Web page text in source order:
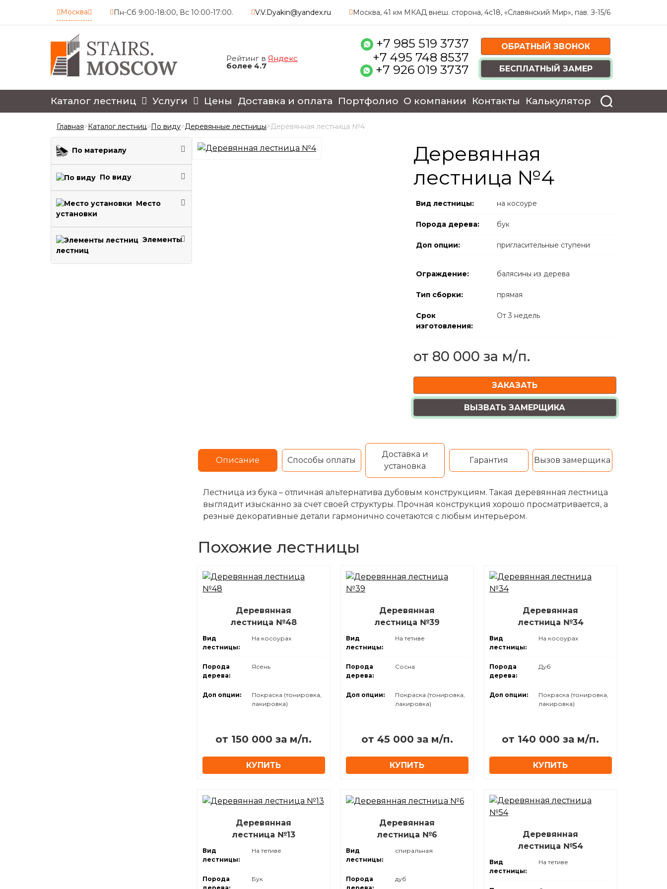
Москва Пн-Сб 9:00-18:00, Вс 10:00-17:00. V.V.Dyakin@yandex.ru Москва, 41 км МКАД внеш. сторона, 4c18, «Славянский Мир», пав. З-15/6
Рейтинг в Яндекс
более 4.7
+7 985 519 3737
+7 495 748 8537
+7 926 019 3737
ОБРАТНЫЙ ЗВОНОК
БЕСПЛАТНЫЙ ЗАМЕР
Каталог лестниц Услуги Цены Доставка и оплата Портфолио О компании Контакты Калькулятор
Главная>Каталог лестниц>По виду>Деревянные лестницы>Деревянная лестница №4
По материалу
По виду
Место
установки
Элементы
лестниц
Деревянная
лестница №4
Вид лестницы: на косоуре
Порода дерева: бук
Доп опции: пригласительные ступени
Ограждение: балясины из дерева
Тип сборки: прямая
Срок
изготовления:
От3 недель
от 80 000 за м/п.
ЗАКАЗАТЬ
ВЫЗВАТЬ ЗАМЕРЩИКА
Описание Способы оплаты
Доставка и
установка
Гарантия Вызов замерщика
Лестница из бука – отличная альтернатива дубовым конструкциям. Такая деревянная лестница
выглядит изысканно за счет своей структуры. Прочная конструкция хорошо просматривается, а
резные декоративные детали гармонично сочетаются с любым интерьером.
Похожие лестницы
Деревянная
лестница №48
Вид
лестницы:
На косоурах
Порода
дерева:
Ясень
Доп опции:
Покраска (тонировка,
лакировка)
от 150 000 за м/п.
КУПИТЬ
Деревянная
лестница №39
Вид
лестницы:
На тетиве
Порода
дерева:
Сосна
Доп опции:
Покраска (тонировка,
лакировка)
от 45 000 за м/п.
КУПИТЬ
Деревянная
лестница №34
Вид
лестницы:
На косоурах
Порода
дерева:
Дуб
Доп опции:
Покраска (тонировка,
лакировка)
от 140 000 за м/п.
КУПИТЬ
Деревянная
лестница №13
Вид
лестницы:
На тетиве
Порода
Бук
Деревянная
лестница №6
Вид
лестницы:
спиральная
Порода
дуб
Деревянная
лестница №54
Вид
лестницы:
На тетиве